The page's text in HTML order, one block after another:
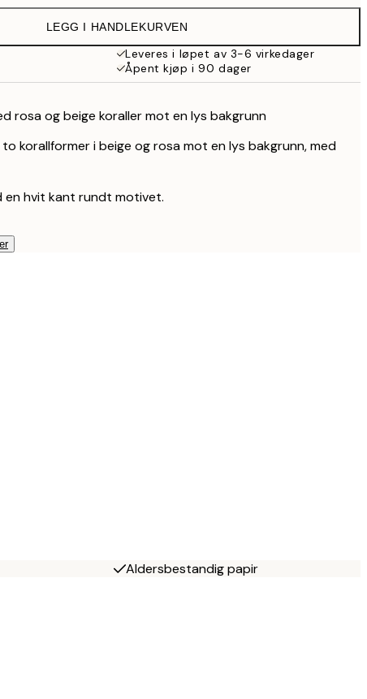
359 kr
LEGG I HANDLEKURVEN
Leveres i løpet av 3-6 virkedager
Åpent kjøp i 90 dager
rosa og beige koraller mot en lys bakgrunn
korallformer i beige og rosa mot en lys bakgrunn, med
en hvit kant rundt motivet.
Aldersbestandig papir